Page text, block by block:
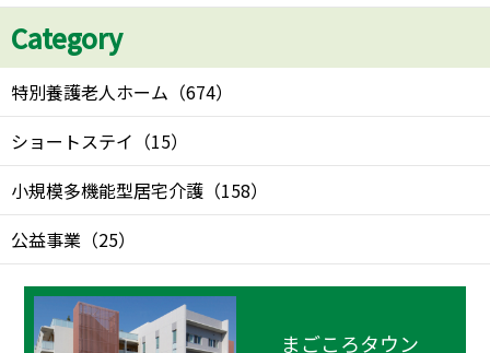
Category
特別養護老人ホーム （674）
ショートステイ （15）
小規模多機能型居宅介護 （158）
公益事業 （25）
まごころタウン